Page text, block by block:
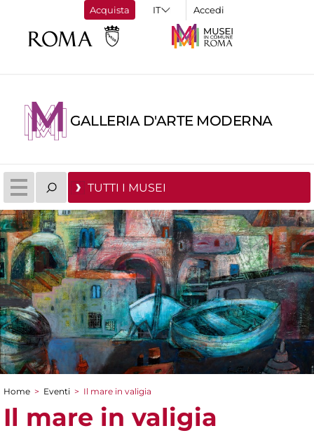
Acquista Accedi
GALLERIA D'ARTE MODERNA
TUTTI I MUSEI
Tu sei qui
Home > Eventi > Il mare in valigia
Il mare in valigia